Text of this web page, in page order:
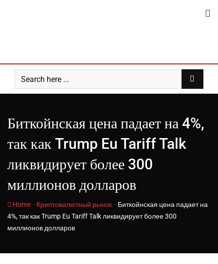
Биткойнская цена падает на 4%,
так как Trump Eu Tariff Talk
ликвидирует более 300
миллионов долларов
Home - Криптовалютный рынок - Биткойнская цена падает на
4%, так как Trump Eu Tariff Talk ликвидирует более 300
миллионов долларов